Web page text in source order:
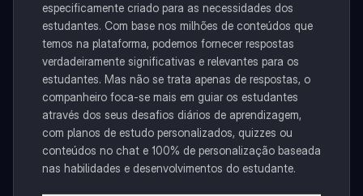
especificamente criado para as necessidades dos
estudantes. Com base nos milhões de conteúdos que
temos na plataforma, podemos fornecer respostas
verdadeiramente significativas e relevantes para os
estudantes. Mas não se trata apenas de respostas, o
companheiro foca-se mais em guiar os estudantes
através dos seus desafios diários de aprendizagem,
com planos de estudo personalizados, quizzes ou
conteúdos no chat e 100% de personalização baseada
nas habilidades e desenvolvimentos do estudante.